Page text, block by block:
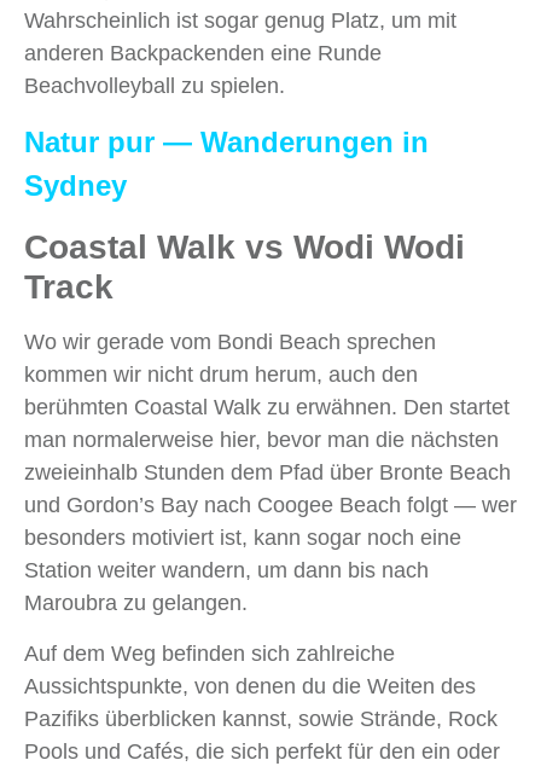
Wahrscheinlich ist sogar genug Platz, um mit
anderen Backpackenden eine Runde
Beachvolleyball zu spielen.
Natur pur — Wanderungen in
Sydney
Coastal Walk vs Wodi Wodi
Track
Wo wir gerade vom Bondi Beach sprechen
kommen wir nicht drum herum, auch den
berühmten Coastal Walk zu erwähnen. Den startet
man normalerweise hier, bevor man die nächsten
zweieinhalb Stunden dem Pfad über Bronte Beach
und Gordon’s Bay nach Coogee Beach folgt — wer
besonders motiviert ist, kann sogar noch eine
Station weiter wandern, um dann bis nach
Maroubra zu gelangen.
Auf dem Weg befinden sich zahlreiche
Aussichtspunkte, von denen du die Weiten des
Pazifiks überblicken kannst, sowie Strände, Rock
Pools und Cafés, die sich perfekt für den ein oder